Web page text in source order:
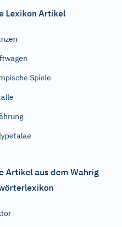
Lexikon Artikel
Spiele
Artikel aus dem Wahrig